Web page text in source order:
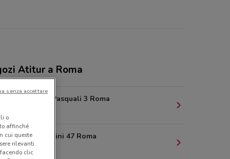
Atitur a Roma
Via Ercole Pasquali 3 Roma
Via Appennini 47 Roma
835 m
o
affinché
cui queste
rilevanti.
clic
senza accettare